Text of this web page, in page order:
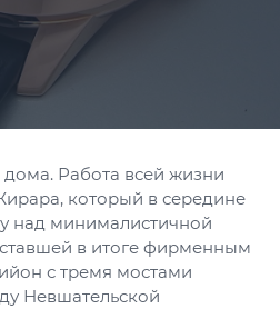
Работа всей жизни
который в середине
над минималистичной
в итоге фирменным
с тремя мостами
Невшательской